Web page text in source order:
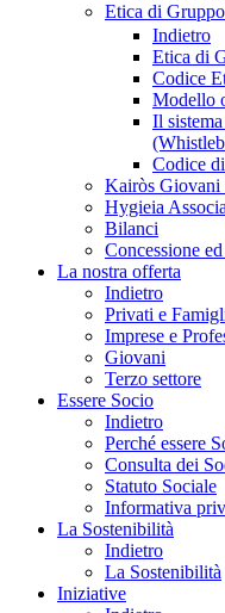
Etica di
Indietro
Etica di
Codice
Modello
Il
Codice
Kairòs Giovani
Hygieia
Bilanci
Concessione
La nostra offerta
Indietro
Privati e
Imprese e
Giovani
Terzo settore
Essere Socio
Indietro
Perché essere
Consulta dei
Statuto Sociale
Informativa
La Sostenibilità
Indietro
La Sostenibilità
Iniziative